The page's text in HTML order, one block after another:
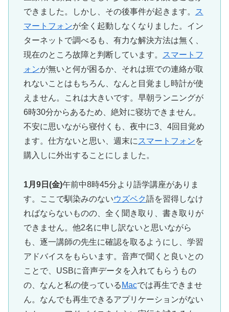
できました。しかし、その後事件が起きます。
ス
マートフォンが全く起動しなくなりました。イン
ターネットで調べるも、有力な解決方法は無く、
現在のところ故障と判断しています。
スマートフ
ォンが無いと何が困るか、それは班での連絡が取
れないことはもちろん、なんと目覚まし時計が使
えません。これは大きいです。早朝ランニングが
6時30分からあるため、絶対に寝坊できません。
不安に思いながら寝付くも、夜中に3、4回目覚め
ます。仕方ないと思い、週末に スマートフォンを
購入しに外出することにしました。
1月9日(金)午前中8時45分より語学講座がありま
す。ここで馴染みのないウズベク語を習得しなけ
ればならないものの、全く聞き取り、書き取りが
できません。他2名に申し訳ないと思いながら
も、逐一講師の先生に確認を取るようにし、学習
アドバイスをもらいます。音声で聞くと良いとの
ことで、USBに音声データを入れてもらうもの
の、なんと私の使っている Macでは再生できませ
ん。なんでも再生できるアプリケーションがない